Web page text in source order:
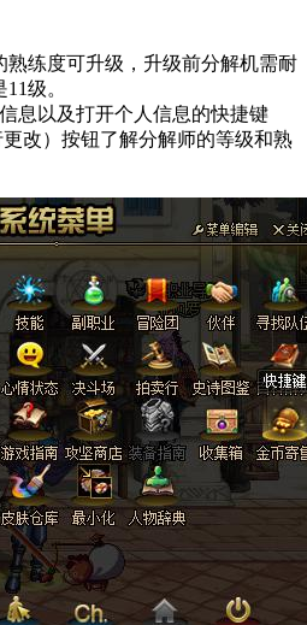
练度可升级，升级前分解机需耐
级。
息以及打开个人信息的快捷键
更改）按钮了解分解师的等级和熟